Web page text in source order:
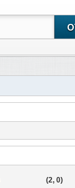
(2, 0)